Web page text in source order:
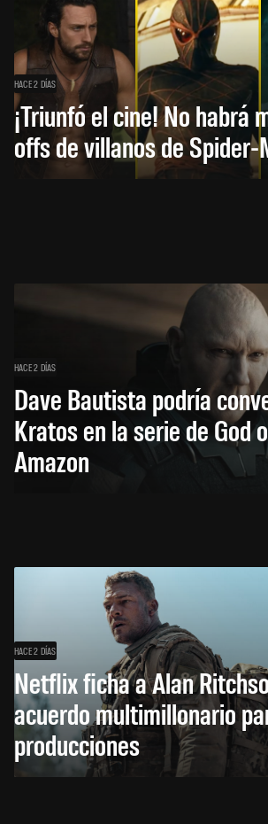
HACE 2 DÍAS
¡Triunfó el cine! No habrá
offs de villanos de Spider-
HACE 2 DÍAS
Dave Bautista podría
Kratos en la serie de God
Amazon
HACE 2 DÍAS
Netflix ficha a Alan
acuerdo multimillonario
producciones